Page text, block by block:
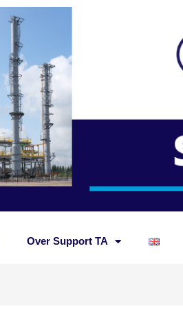
Over Support TA